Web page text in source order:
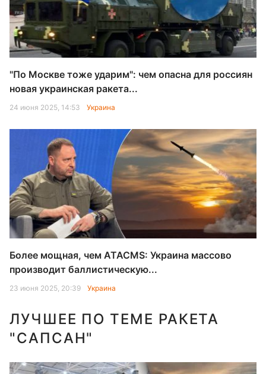
"По Москве тоже ударим": чем опасна для россиян
новая украинская ракета...
24 июня 2025, 14:53 Украина
Более мощная, чем ATACMS: Украина массово
производит баллистическую...
23 июня 2025, 20:39 Украина
ЛУЧШЕЕ ПО ТЕМЕ РАКЕТА
"САПСАН"